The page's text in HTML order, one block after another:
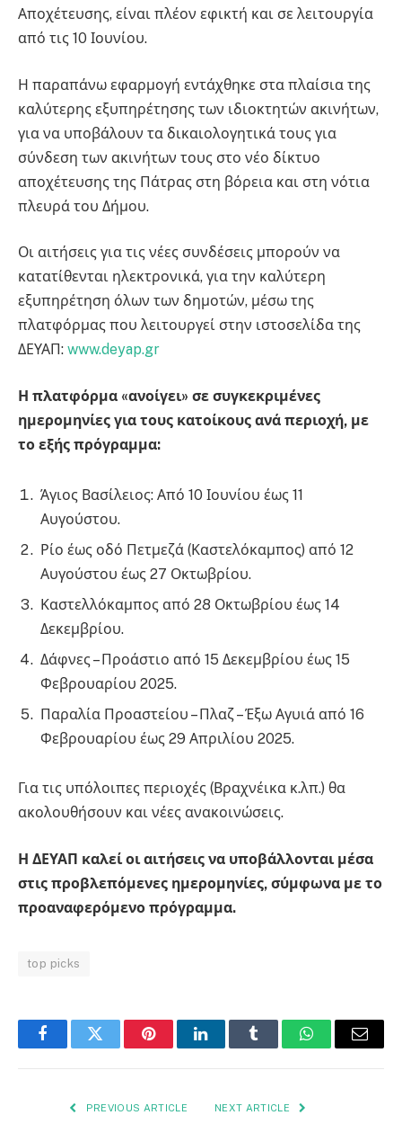
Αποχέτευσης, είναι πλέον εφικτή και σε λειτουργία
από τις 10 Ιουνίου.
Η παραπάνω εφαρμογή εντάχθηκε στα πλαίσια της
καλύτερης εξυπηρέτησης των ιδιοκτητών ακινήτων,
για να υποβάλουν τα δικαιολογητικά τους για
σύνδεση των ακινήτων τους στο νέο δίκτυο
αποχέτευσης της Πάτρας στη βόρεια και στη νότια
πλευρά του Δήμου.
Οι αιτήσεις για τις νέες συνδέσεις μπορούν να
κατατίθενται ηλεκτρονικά, για την καλύτερη
εξυπηρέτηση όλων των δημοτών, μέσω της
πλατφόρμας που λειτουργεί στην ιστοσελίδα της
ΔΕΥΑΠ: www.deyap.gr
Η πλατφόρμα «ανοίγει» σε συγκεκριμένες
ημερομηνίες για τους κατοίκους ανά περιοχή, με
το εξής πρόγραμμα:
Άγιος Βασίλειος: Από 10 Ιουνίου έως 11
Αυγούστου.
Ρίο έως οδό Πετμεζά (Καστελόκαμπος) από 12
Αυγούστου έως 27 Οκτωβρίου.
Καστελλόκαμπος από 28 Οκτωβρίου έως 14
Δεκεμβρίου.
Δάφνες – Προάστιο από 15 Δεκεμβρίου έως 15
Φεβρουαρίου 2025.
Παραλία Προαστείου – Πλαζ – Έξω Αγυιά από 16
Φεβρουαρίου έως 29 Απριλίου 2025.
Για τις υπόλοιπες περιοχές (Βραχνέικα κ.λπ.) θα
ακολουθήσουν και νέες ανακοινώσεις.
Η ΔΕΥΑΠ καλεί οι αιτήσεις να υποβάλλονται μέσα
στις προβλεπόμενες ημερομηνίες, σύμφωνα με το
προαναφερόμενο πρόγραμμα.
top picks
FacebookTwitter PinterestLinkedInTumblr WhatsAppEmail
PREVIOUS ARTICLE NEXT ARTICLE